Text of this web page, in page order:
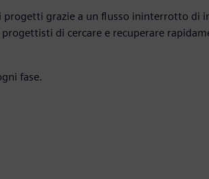
progetti grazie a un flusso ininterrotto di
di cercare e recuperare
fase.